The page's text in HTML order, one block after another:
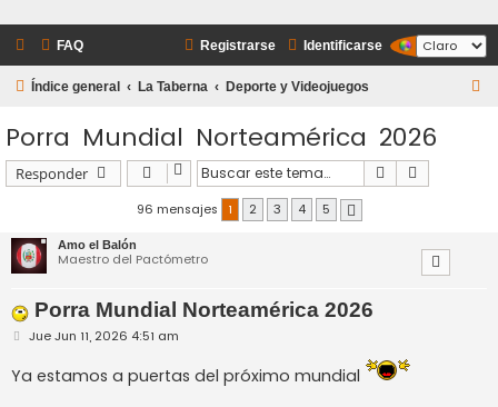
FAQ Identificarse
Registrarse
Índice general La Taberna Deporte y Videojuegos
Porra Mundial Norteamérica 2026
Responder Buscar
96 mensajes 1 2 3 4 5
Amo el Balón
Maestro del Pactómetro
Porra Mundial Norteamérica 2026
M
s
Jue Jun 11, 2026 4:51 am
Ya estamos a puertas del próximo mundial